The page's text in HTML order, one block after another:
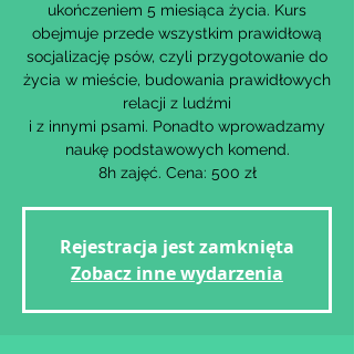
ukończeniem 5 miesiąca życia. Kurs
obejmuje przede wszystkim prawidłową
socjalizację psów, czyli przygotowanie do
życia w mieście, budowania prawidłowych
relacji z ludźmi
i z innymi psami. Ponadto wprowadzamy
naukę podstawowych komend.
8h zajęć. Cena: 500 zł
Rejestracja jest zamknięta
Zobacz inne wydarzenia